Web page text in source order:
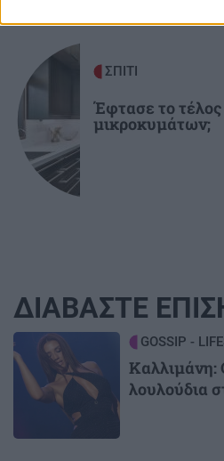
ΣΠΙΤΙ
Έφτασε το
μικροκυμάτων;
ΔΙΑΒΑΣΤΕ
Image GOSSIP -
Καλλιμάνη:
λουλούδια